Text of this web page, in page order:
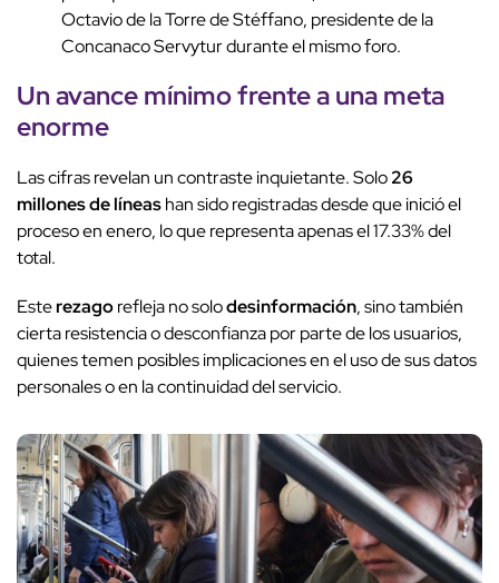
Octavio de la Torre de Stéffano, presidente de la
Concanaco Servytur durante el mismo foro.
Un avance mínimo frente a una meta
enorme
Las cifras revelan un contraste inquietante. Solo26
millones de líneashan sido registradas desde que inició el
proceso en enero, lo que representa apenas el 17.33% del
total.
Esterezagorefleja no solodesinformación, sino también
cierta resistencia o desconfianza por parte de los usuarios,
quienes temen posibles implicaciones en el uso de sus datos
personales o en la continuidad del servicio.